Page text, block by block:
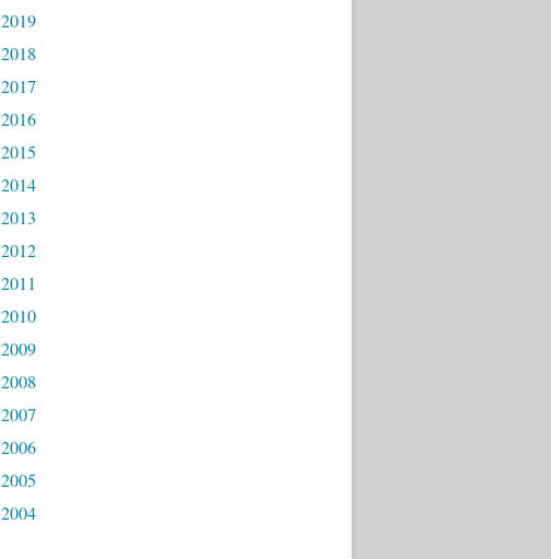
2019
2018
2017
2016
2015
2014
2013
2012
2011
2010
2009
2008
2007
2006
2005
2004